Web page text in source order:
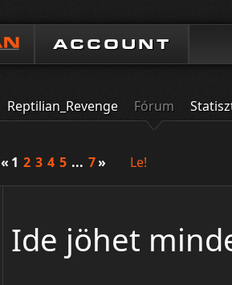
ACCOUNT
Reptilian_Revenge Fórum
« 1 2 3 4 5 ... 7» Le!
Ide jöhet